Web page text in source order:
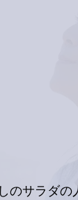
のサラダ